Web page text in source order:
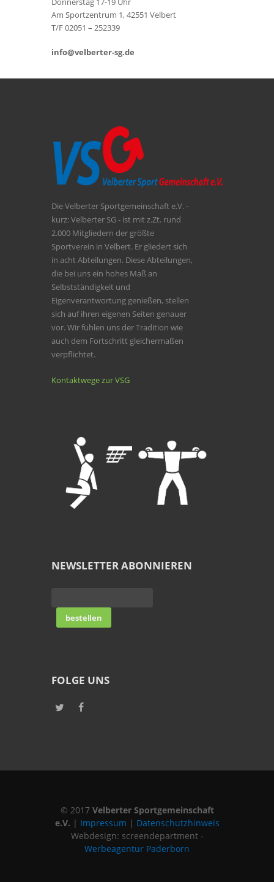
Am Sportzentrum 1, 42551 Velbert
T/F 02051 – 252339
info@velberter-sg.de
Die Velberter Sportgemeinschaft e.V. -
kurz: Velberter SG - ist mit z.Zt. rund
2.000 Mitgliedern der größte
Sportverein in Velbert. Er gliedert sich
in acht Abteilungen. Diese Abteilungen,
die bei uns ein hohes Maß an
Selbstständigkeit und
Eigenverantwortung genießen, stellen
sich auf ihren eigenen Seiten genauer
vor. Wir fühlen uns der Tradition wie
auch dem Fortschritt gleichermaßen
verpflichtet.
Kontaktwege zur VSG
NEWSLETTER ABONNIEREN
FOLGE UNS
© 2017 Velberter Sportgemeinschaft
e.V. | Impressum | Datenschutzhinweis
Webdesign: screendepartment -
Werbeagentur Paderborn